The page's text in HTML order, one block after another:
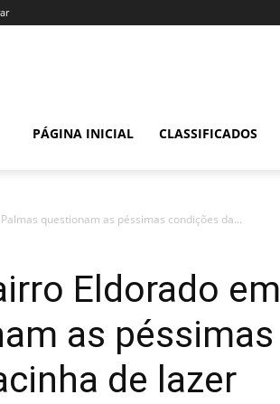
PÁGINA INICIAL CLASSIFICADOS
questionam as péssimas condições da...
Eldorado em
as péssimas
de lazer